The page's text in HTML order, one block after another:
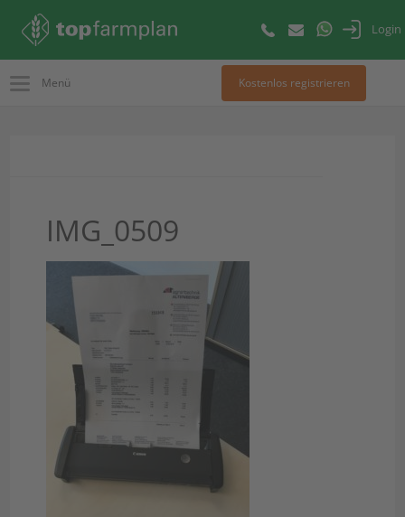
Login
Menü Kostenlos registrieren
IMG_0509